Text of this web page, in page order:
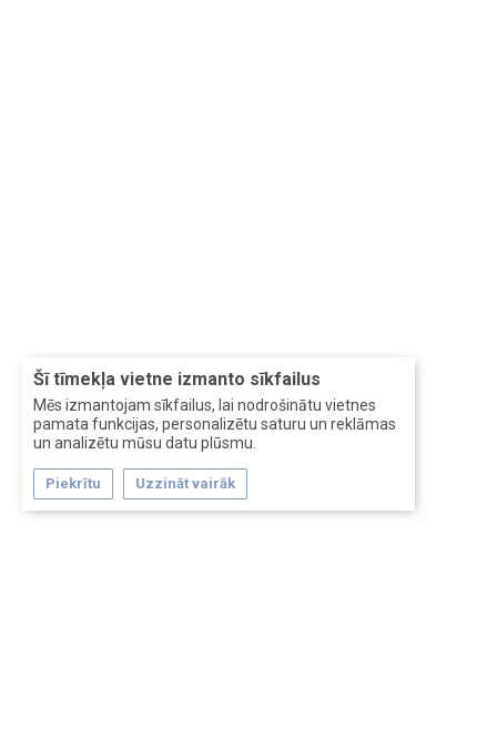
Šī tīmekļa vietne izmanto sīkfailus
Mēs izmantojam sīkfailus, lai nodrošinātu vietnes
pamata funkcijas, personalizētu saturu un reklāmas
un analizētu mūsu datu plūsmu.
Piekrītu Uzzināt vairāk